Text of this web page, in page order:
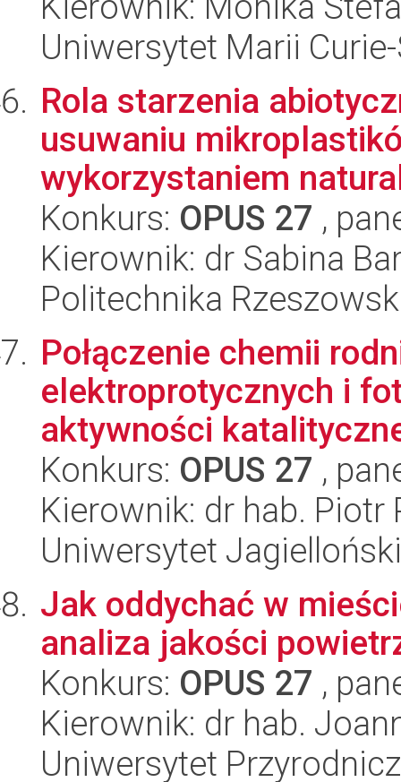
Uniwersytet Marii
Rola starzenia
usuwaniu
wykorzystaniem
Konkurs: OPUS 27 ,
Kierownik: dr Sabina
Politechnika
Połączenie chemii
elektroprotycznych i
aktywności
Konkurs: OPUS 27 ,
Kierownik: dr hab. Piotr
Uniwersytet Jagielloński
Jak oddychać w
analiza jakości
Konkurs: OPUS 27 ,
Kierownik: dr hab.
Uniwersytet